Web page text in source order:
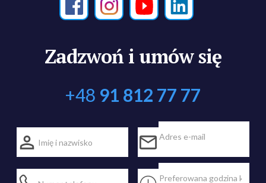
Zadzwoń i umów się
+48 91 812 77 77